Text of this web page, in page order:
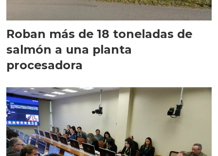
Roban más de 18 toneladas de
salmón a una planta
procesadora